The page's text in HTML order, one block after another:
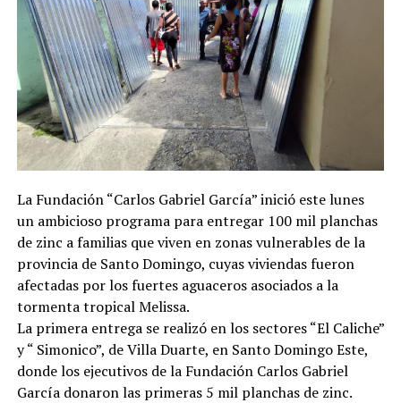
La Fundación “Carlos Gabriel García” inició este lunes
un ambicioso programa para entregar 100 mil planchas
de zinc a familias que viven en zonas vulnerables de la
provincia de Santo Domingo, cuyas viviendas fueron
afectadas por los fuertes aguaceros asociados a la
tormenta tropical Melissa.
La primera entrega se realizó en los sectores “El Caliche”
y “ Simonico”, de Villa Duarte, en Santo Domingo Este,
donde los ejecutivos de la Fundación Carlos Gabriel
García donaron las primeras 5 mil planchas de zinc.